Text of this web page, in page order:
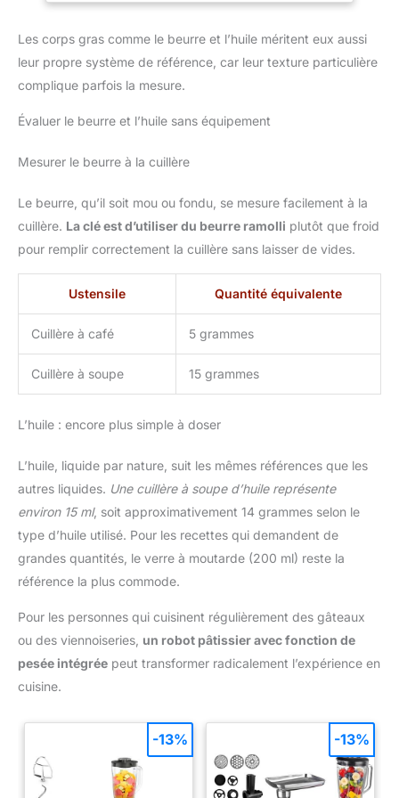
Les corps gras comme le beurre et l’huile méritent eux aussi
leur propre système de référence, car leur texture particulière
complique parfois la mesure.
Évaluer le beurre et l’huile sans équipement
Mesurer le beurre à la cuillère
Le beurre, qu’il soit mou ou fondu, se mesure facilement à la
cuillère. La clé est d’utiliser du beurre ramolli plutôt que froid
pour remplir correctement la cuillère sans laisser de vides.
Ustensile Quantité équivalente
Cuillère à café 5 grammes
Cuillère à soupe 15 grammes
L’huile : encore plus simple à doser
L’huile, liquide par nature, suit les mêmes références que les
autres liquides. Une cuillère à soupe d’huile représente
environ 15 ml, soit approximativement 14 grammes selon le
type d’huile utilisé. Pour les recettes qui demandent de
grandes quantités, le verre à moutarde (200 ml) reste la
référence la plus commode.
Pour les personnes qui cuisinent régulièrement des gâteaux
ou des viennoiseries, un robot pâtissier avec fonction de
pesée intégrée peut transformer radicalement l’expérience en
cuisine.
-13% -13%